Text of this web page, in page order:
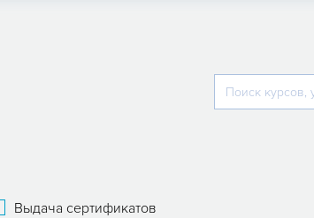
Выдача сертификатов